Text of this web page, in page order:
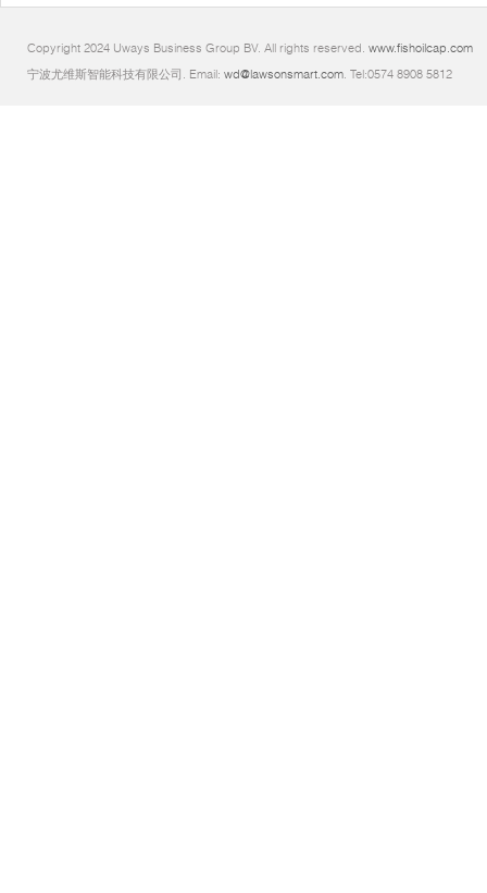
Copyright 2024 Uways Business Group BV. All rights reserved. www.fishoilcap.com
宁波尤维斯智能科技有限公司. Email: wd@lawsonsmart.com. Tel:0574 8908 5812